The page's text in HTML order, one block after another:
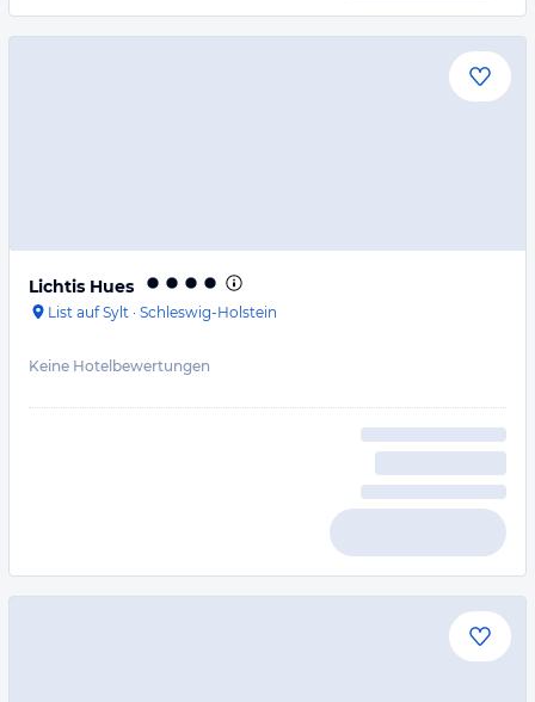
Lichtis Hues
List auf Sylt · Schleswig-Holstein
Keine Hotelbewertungen